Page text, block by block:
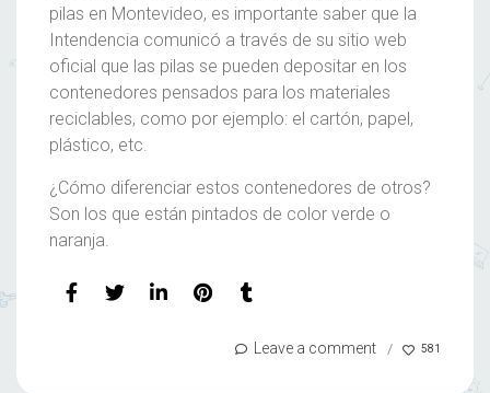
pilas en Montevideo, es importante saber que la
Intendencia comunicó a través de su sitio web
oficial que las pilas se pueden depositar en los
contenedores pensados para los materiales
reciclables, como por ejemplo: el cartón, papel,
plástico, etc.
¿Cómo diferenciar estos contenedores de otros?
Son los que están pintados de color verde o
naranja.
Leave a comment 581